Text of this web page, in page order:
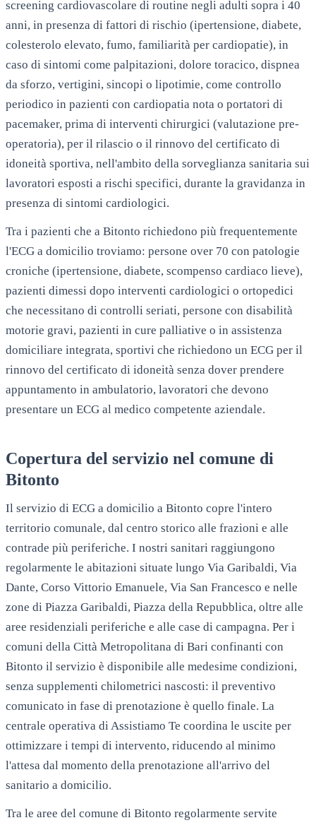
screening cardiovascolare di routine negli adulti sopra i 40
anni, in presenza di fattori di rischio (ipertensione, diabete,
colesterolo elevato, fumo, familiarità per cardiopatie), in
caso di sintomi come palpitazioni, dolore toracico, dispnea
da sforzo, vertigini, sincopi o lipotimie, come controllo
periodico in pazienti con cardiopatia nota o portatori di
pacemaker, prima di interventi chirurgici (valutazione pre-
operatoria), per il rilascio o il rinnovo del certificato di
idoneità sportiva, nell'ambito della sorveglianza sanitaria sui
lavoratori esposti a rischi specifici, durante la gravidanza in
presenza di sintomi cardiologici.
Tra i pazienti che a Bitonto richiedono più frequentemente
l'ECG a domicilio troviamo: persone over 70 con patologie
croniche (ipertensione, diabete, scompenso cardiaco lieve),
pazienti dimessi dopo interventi cardiologici o ortopedici
che necessitano di controlli seriati, persone con disabilità
motorie gravi, pazienti in cure palliative o in assistenza
domiciliare integrata, sportivi che richiedono un ECG per il
rinnovo del certificato di idoneità senza dover prendere
appuntamento in ambulatorio, lavoratori che devono
presentare un ECG al medico competente aziendale.
Copertura del servizio nel comune di
Bitonto
Il servizio di ECG a domicilio a Bitonto copre l'intero
territorio comunale, dal centro storico alle frazioni e alle
contrade più periferiche. I nostri sanitari raggiungono
regolarmente le abitazioni situate lungo Via Garibaldi, Via
Dante, Corso Vittorio Emanuele, Via San Francesco e nelle
zone di Piazza Garibaldi, Piazza della Repubblica, oltre alle
aree residenziali periferiche e alle case di campagna. Per i
comuni della Città Metropolitana di Bari confinanti con
Bitonto il servizio è disponibile alle medesime condizioni,
senza supplementi chilometrici nascosti: il preventivo
comunicato in fase di prenotazione è quello finale. La
centrale operativa di Assistiamo Te coordina le uscite per
ottimizzare i tempi di intervento, riducendo al minimo
l'attesa dal momento della prenotazione all'arrivo del
sanitario a domicilio.
Tra le aree del comune di Bitonto regolarmente servite